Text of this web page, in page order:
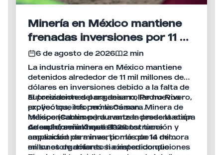
Minería en México mantiene
frenadas inversiones por 11 mil
mdd
6 de agosto de 2026
2 min
La industria minera en México mantiene
detenidos alrededor de 11 mil millones de
dólares en inversiones debido a la falta de
autorizaciones para desarrollar nuevos
proyectos, informó la Cámara Minera de
México (Camimex) durante la presentación
de su Informe Anual 2026.
El presidente del organismo, Pedro Rivero,
explicó que los permisos son
indispensables para avanzar desde la etapa
de exploración hasta la construcción y
ampliación de minas, por lo que la demora
en su otorgamiento ha impedido que
Además, señaló que el sector tiene
capacidad para invertir más de 14 mil
millones de dólares si existen condiciones